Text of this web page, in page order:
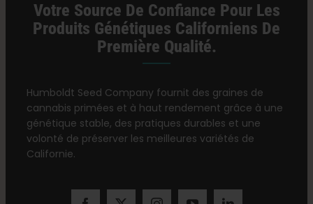
Votre Source De Confiance Pour Les
Produits Génétiques Californiens De
Première Qualité.
Humboldt Seed Company fournit des graines de
cannabis primées et à haut rendement grâce à une
génétique stable, des pratiques durables et une
volonté de préserver les meilleures variétés de
Californie.